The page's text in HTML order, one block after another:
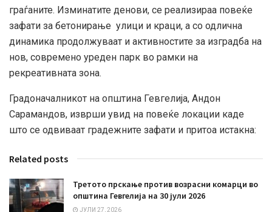
граѓаните. Изминатите денови, се реализираа повеќе
зафати за бетонирање улици и краци, а со одлична
динамика продолжуваат и активностите за изградба на
нов, современо уреден парк во рамки на
рекреативната зона.
Градоначалникот на општина Гевгелија, Андон
Сарамандов, изврши увид на повеќе локации каде
што се одвиваат градежните зафати и притоа истакна:
Related posts
Третото прскање против возрасни комарци во
општина Гевгелија на 30 јули 2026
ЈУЛИ 27, 2026